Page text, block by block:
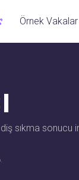
Örnek Vakalar
sıkma sonucu